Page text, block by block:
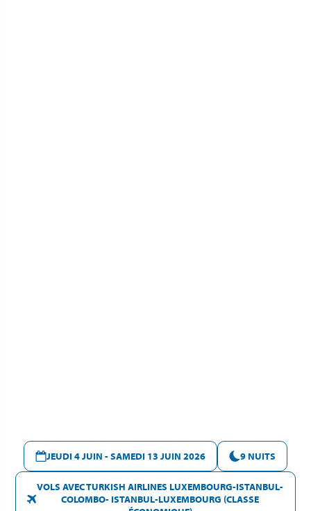
JEUDI 4 JUIN - SAMEDI 13 JUIN 2026 9 NUITS
VOLS AVEC TURKISH AIRLINES LUXEMBOURG-ISTANBUL-
COLOMBO- ISTANBUL-LUXEMBOURG (CLASSE